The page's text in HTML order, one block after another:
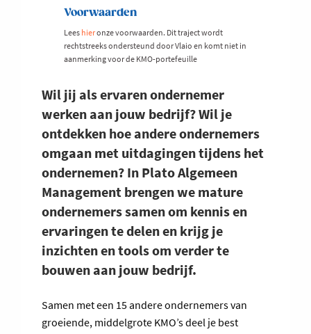
Wil jij als ervaren ondernemer
werken aan jouw bedrijf? Wil je
ontdekken hoe andere ondernemers
omgaan met uitdagingen tijdens het
ondernemen? In Plato Algemeen
Management brengen we mature
ondernemers samen om kennis en
ervaringen te delen en krijg je
inzichten en tools om verder te
bouwen aan jouw bedrijf.
Samen met een 15 andere ondernemers van
groeiende, middelgrote KMO’s deel je best
Voorwaarden
Lees hieronze voorwaarden. Dit traject wordt
rechtstreeks ondersteund door Vlaio en komt niet in
aanmerking voor de KMO-portefeuille